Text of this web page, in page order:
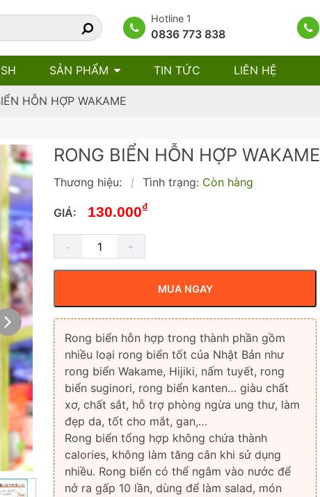
Hotline 1
0836 773 838
SẢN PHẨM TIN TỨC LIÊN HỆ
HỖN HỢP WAKAME
RONG BIỂN HỖN HỢP WAKAME
Thương hiệu: | Tình trạng: Còn hàng
GIÁ: 130.000₫
MUA NGAY
Rong biển hỗn hợp trong thành phần gồm
nhiều loại rong biển tốt của Nhật Bản như
rong biển Wakame, Hijiki, nấm tuyết, rong
biển suginori, rong biển kanten… giàu chất
xơ, chất sắt, hỗ trợ phòng ngừa ung thư, làm
đẹp da, tốt cho mắt, gan,…
Rong biển tổng hợp không chứa thành
calories, không làm tăng cân khi sử dụng
nhiều. Rong biển có thể ngâm vào nước để
nở ra gấp 10 lần, dùng để làm salad, món